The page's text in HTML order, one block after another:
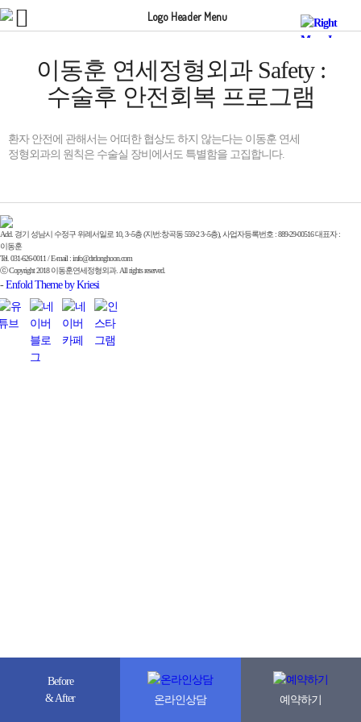
이동훈 연세정형외과 Safety :
수술후 안전회복 프로그램
환자 안전에 관해서는 어떠한 협상도 하지 않는다는 이동훈 연세
정형외과의 원칙은 수술실 장비에서도 특별함을 고집합니다.
Add. 경기 성남시 수정구 위례서일로 10, 3~5층 (지번:창곡동 559-2 3~5층), 사업자등록번호 : 889-29-00516 대표자 :
이동훈
Tel. 031-626-0011 / E-mail : info@drdonghoon.com
ⓒ Copyright 2018 이동훈연세정형외과. All rights reserved.
-Enfold Theme by Kriesi
Before
& After
온라인상담 예약하기